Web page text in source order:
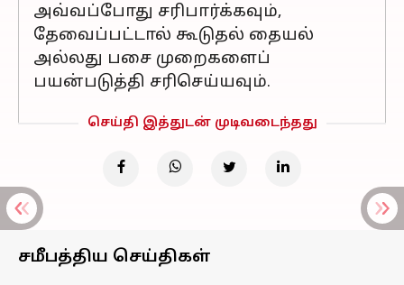
அவ்வப்போது சரிபார்க்கவும்,
தேவைப்பட்டால் கூடுதல் தையல்
அல்லது பசை முறைகளைப்
பயன்படுத்தி சரிசெய்யவும்.
செய்தி இத்துடன் முடிவடைந்தது
சமீபத்திய செய்திகள்